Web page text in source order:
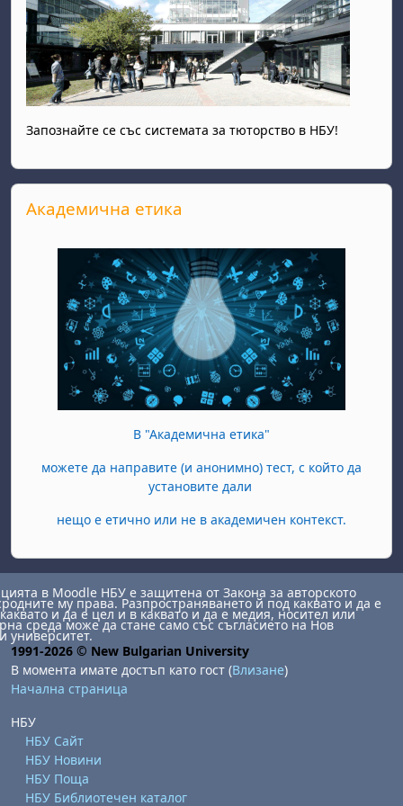
Запознайте се със системата за тюторство в НБУ!
Прескочи Академична етика
Академична етика
В "Академична етика"
можете да направите (и анонимно) тест, с който да
установите дали
нещо е етично или не в академичен контекст.
в Moodle НБУ е защитена от Закона за авторското
му права. Разпространяването й под каквато и да е
и да е цел и в каквато и да е медия, носител или
среда може да стане само със съгласието на Нов
университет.
1991-2026 © New Bulgarian University
В момента имате достъп като гост (Влизане)
Начална страница
НБУ
НБУ Сайт
НБУ Новини
НБУ Поща
НБУ Библиотечен каталог